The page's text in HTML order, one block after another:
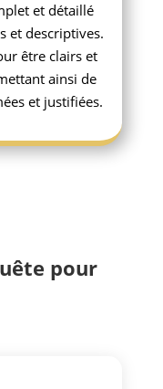
et détaillé
et descriptives.
être clairs et
ainsi de
et justifiées.
pour